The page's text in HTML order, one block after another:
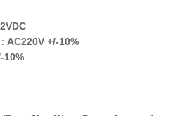
AC220V +/-10%
10%